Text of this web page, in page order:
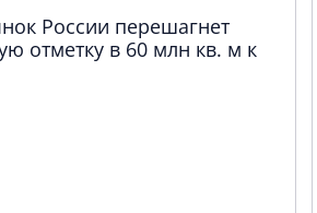
России перешагнет
отметку в 60 млн кв. м к